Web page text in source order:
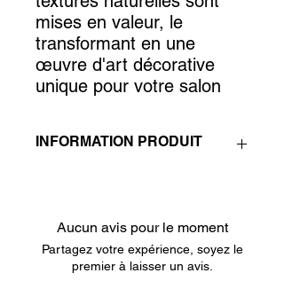
mises en valeur, le
transformant en une
œuvre d'art décorative
unique pour votre salon
INFORMATION PRODUIT
valeur, le transformant en une œuvre
d'art décorative unique pour votre
Aucun avis pour le moment
Partagez votre expérience, soyez le
premier à laisser un avis.